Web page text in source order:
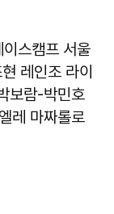
스캠프 서울
레인조 라이
보람-박민호
레 마짜롤로